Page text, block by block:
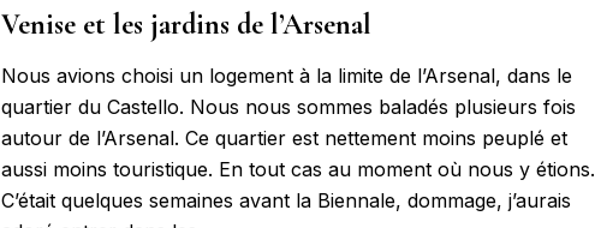
Venise et les jardins de l’Arsenal
Nous avions choisi un logement à la limite de l’Arsenal, dans le
quartier du Castello. Nous nous sommes baladés plusieurs fois
autour de l’Arsenal. Ce quartier est nettement moins peuplé et
aussi moins touristique. En tout cas au moment où nous y étions.
C’était quelques semaines avant la Biennale, dommage, j’aurais